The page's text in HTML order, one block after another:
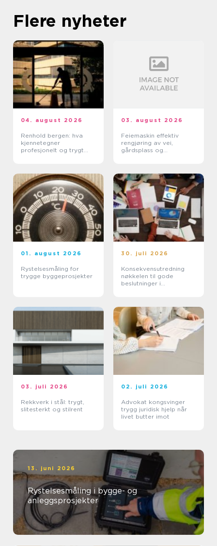
Flere nyheter
04. august 2026
Renhold bergen: hva
kjennetegner
profesjonelt og trygt
03. august 2026
Feiemaskin effektiv
rengjøring av vei,
gårdsplass og
01. august 2026
Rystelsesmåling for
trygge byggeprosjekter
30. juli 2026
Konsekvensutredning
nøkkelen til gode
beslutninger i
03. juli 2026
Rekkverk i stål: trygt,
slitesterkt og stilrent
02. juli 2026
Advokat kongsvinger
trygg juridisk hjelp når
livet butter imot
13. juni 2026
Rystelsesmåling i bygge- og
anleggsprosjekter